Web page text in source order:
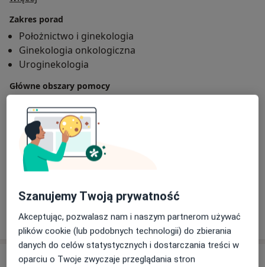
Zakres porad
Położnictwo i ginekologia
Ginekologia onkologiczna
Uroginekologia
Główne obszary pomocy
Choroby narządów płciowych
Choroby ginekologiczne
Rodzaje konsultacji
Pokaż więcejo doświadczeniu
Usługi i ceny
Szanujemy Twoją prywatność
Akceptując, pozwalasz nam i naszym partnerom używać
plików cookie (lub podobnych technologii) do zbierania
danych do celów statystycznych i dostarczania treści w
oparciu o Twoje zwyczaje przeglądania stron